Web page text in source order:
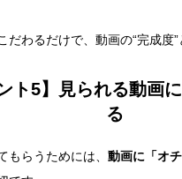
だわるだけで、動画の“完成度”
ト5】見られる動画
る
もらうためには、 動画に「オ